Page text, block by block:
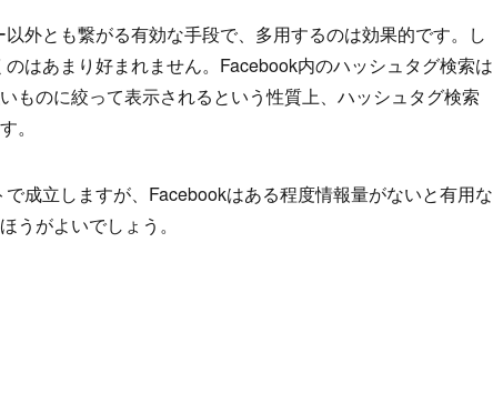
外とも繋がる有効な手段で、多用するのは効果的です。し
はあまり好まれません。Facebook内のハッシュタグ検索は
ものに絞って表示されるという性質上、ハッシュタグ検索
。
成立しますが、Facebookはある程度情報量がないと有用な
うがよいでしょう。